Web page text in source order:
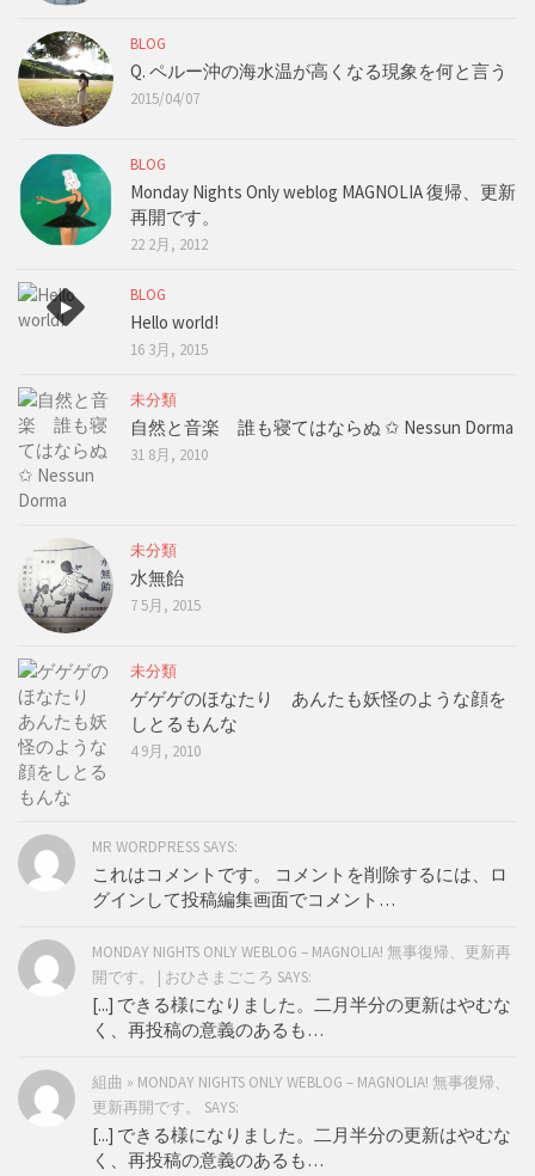
BLOG
Q. ペルー沖の海水温が高くなる現象を何と言う
2015/04/07
BLOG
Monday Nights Only weblog MAGNOLIA 復帰、更新
再開です。
22 2月, 2012
BLOG
Hello world!
16 3月, 2015
未分類
自然と音楽 誰も寝てはならぬ ✩ Nessun Dorma
31 8月, 2010
未分類
水無飴
7 5月, 2015
未分類
ゲゲゲのほなたり あんたも妖怪のような顔を
しとるもんな
4 9月, 2010
MR WORDPRESS SAYS:
これはコメントです。 コメントを削除するには、ロ
グインして投稿編集画面でコメント…
MONDAY NIGHTS ONLY WEBLOG – MAGNOLIA! 無事復帰、更新再
開です。 | おひさまごころ SAYS:
[...] できる様になりました。二月半分の更新はやむな
く、再投稿の意義のあるも…
組曲 » MONDAY NIGHTS ONLY WEBLOG – MAGNOLIA! 無事復帰、
更新再開です。 SAYS:
[...] できる様になりました。二月半分の更新はやむな
く、再投稿の意義のあるも…